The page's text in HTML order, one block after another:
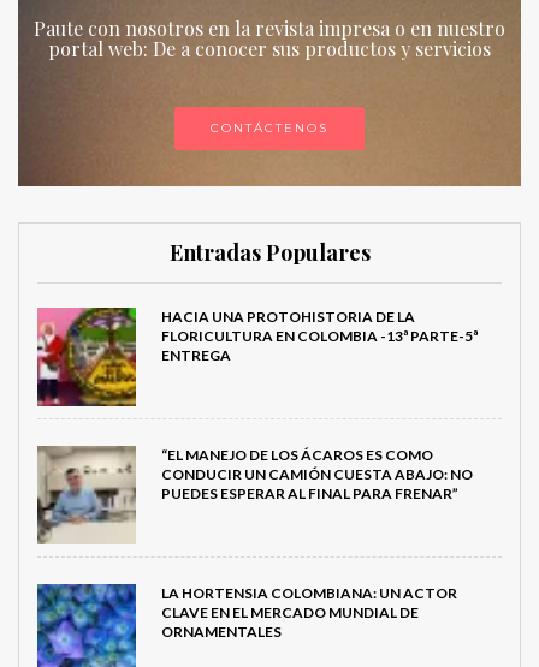
Paute con nosotros en la revista impresa o en nuestro
portal web: De a conocer sus productos y servicios
CONTÁCTENOS
Entradas Populares
HACIA UNA PROTOHISTORIA DE LA
FLORICULTURA EN COLOMBIA -13ª PARTE-5ª
ENTREGA
“EL MANEJO DE LOS ÁCAROS ES COMO
CONDUCIR UN CAMIÓN CUESTA ABAJO: NO
PUEDES ESPERAR AL FINAL PARA FRENAR”
LA HORTENSIA COLOMBIANA: UN ACTOR
CLAVE EN EL MERCADO MUNDIAL DE
ORNAMENTALES